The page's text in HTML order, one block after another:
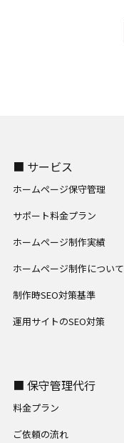
■ サービス
ホームページ保守管理
サポート料金プラン
ホームページ制作実績
ホームページ制作について
制作時SEO対策基準
運用サイトのSEO対策
■ 保守管理代行
料金プラン
ご依頼の流れ